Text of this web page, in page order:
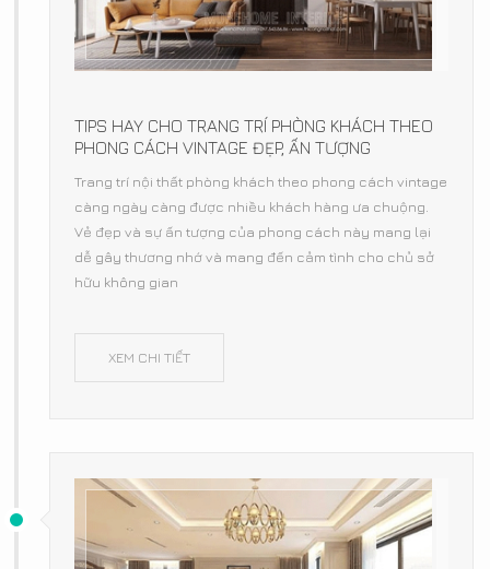
TIPS HAY CHO TRANG TRÍ PHÒNG KHÁCH THEO
PHONG CÁCH VINTAGE ĐẸP, ẤN TƯỢNG
Trang trí nội thất phòng khách theo phong cách vintage
càng ngày càng được nhiều khách hàng ưa chuộng.
Vẻ đẹp và sự ấn tượng của phong cách này mang lại
dễ gây thương nhớ và mang đến cảm tình cho chủ sở
hữu không gian
XEM CHI TIẾT